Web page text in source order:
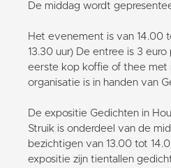
De middag wordt
Het evenement is van 14.00
13.30 uur) De entree is 3
eerste kop koffie of thee met
organisatie is in handen van
De expositie Gedichten in
Struik is onderdeel van de
bezichtigen van 13.00 tot
expositie zijn tientallen